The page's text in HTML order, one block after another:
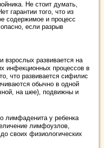
Не стоит думать,
гарантии того, что из
содержимое и процесс
если разрыв
взрослых развивается на
инфекционных процессов в
что развивается сифилис
обычно в одной
на шее), подвижны и
лимфаденита у ребенка
лимфоузлов,
своих физиологических